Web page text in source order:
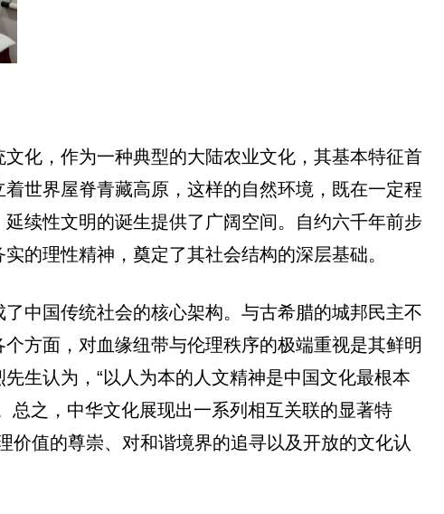
化，作为一种典型的大陆农业文化，其基本特征首
世界屋脊青藏高原，这样的自然环境，既在一定程
续性文明的诞生提供了广阔空间。自约六千年前步
的理性精神，奠定了其社会结构的深层基础。
中国传统社会的核心架构。与古希腊的城邦民主不
方面，对血缘纽带与伦理秩序的极端重视是其鲜明
生认为，“以人为本的人文精神是中国文化最根本
总之，中华文化展现出一系列相互关联的显著特
价值的尊崇、对和谐境界的追寻以及开放的文化认